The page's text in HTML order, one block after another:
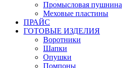
Промысловая пушнина
Меховые пластины
ПРАЙС
ГОТОВЫЕ ИЗДЕЛИЯ
Воротники
Шапки
Опушки
Помпоны